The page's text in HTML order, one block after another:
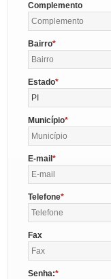
Complemento
Bairro
Estado
PI
Município
E-mail
Telefone
Fax
Senha: